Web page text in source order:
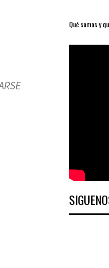
Qué somos y